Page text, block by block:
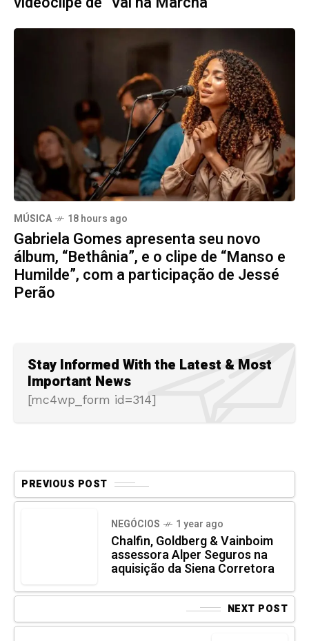
MÚSICA 18 hours ago
Gabriela Gomes apresenta seu novo
álbum, “Bethânia”, e o clipe de “Manso e
Humilde”, com a participação de Jessé
Perão
Stay Informed With the Latest & Most
Important News
[mc4wp_form id=314]
PREVIOUS POST
NEGÓCIOS 1 year ago
Chalfin, Goldberg & Vainboim
assessora Alper Seguros na
aquisição da Siena Corretora
NEXT POST